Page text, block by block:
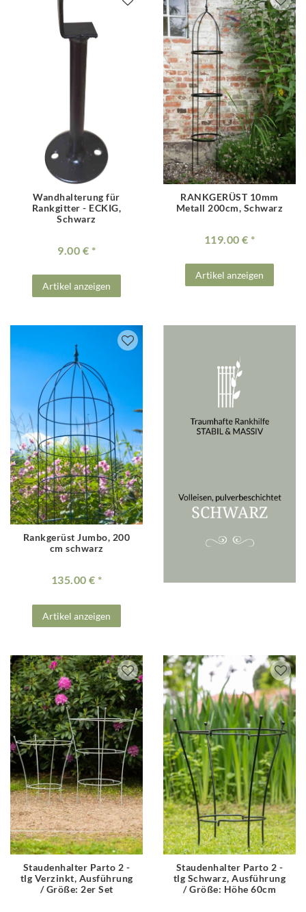
Wandhalterung für
Rankgitter - ECKIG,
Schwarz
9.00 €
Artikel anzeigen
RANKGERÜST 10mm
Metall 200cm, Schwarz
119.00 €
Artikel anzeigen
Rankgerüst Jumbo, 200
cm schwarz
135.00 €
Artikel anzeigen
Staudenhalter Parto 2 -
tlg Verzinkt, Ausführung
/ Größe: 2er Set
Staudenhalter Parto 2 -
tlg Schwarz, Ausführung
/ Größe: Höhe 60cm